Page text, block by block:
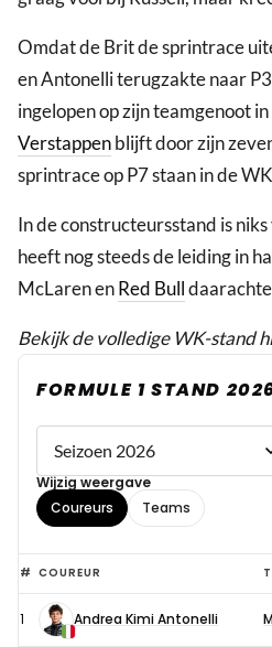
Omdat de Brit de sprintrace
en Antonelli terugzakte naar
ingelopen op zijn teamgenoot
Verstappenblijft door zijn
sprintrace op P7 staan in de
In de constructeursstand is
heeft nog steeds de leiding in
McLaren enRed Bull
Bekijk de volledige WK-stand
FORMULE 1 STAND
Wijzig weergave
Coureurs
Teams
Formule
1
stand
# COUREUR
1 Andrea Kimi Antonelli